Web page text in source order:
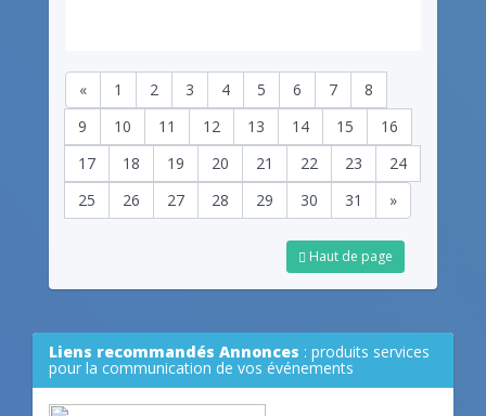
« 1 2 3 4 5 6 7
8
9
10 11 12 13 14 15
16
17
18 19 20 21 22 23
24
25
26 27 28 29 30 31 »
Haut de page
Liens recommandés Annonces : produits services
pour la communication de vos événements